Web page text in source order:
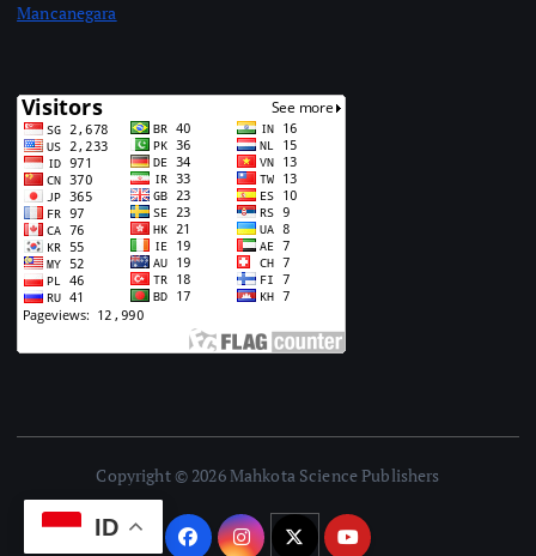
Mancanegara
Copyright © 2026 Mahkota Science Publishers
ID